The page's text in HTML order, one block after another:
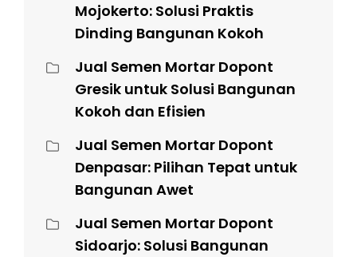
Mojokerto: Solusi Praktis
Dinding Bangunan Kokoh
Jual Semen Mortar Dopont
Gresik untuk Solusi Bangunan
Kokoh dan Efisien
Jual Semen Mortar Dopont
Denpasar: Pilihan Tepat untuk
Bangunan Awet
Jual Semen Mortar Dopont
Sidoarjo: Solusi Bangunan